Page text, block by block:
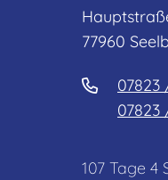
77960
07823
07823
107 Tage 4